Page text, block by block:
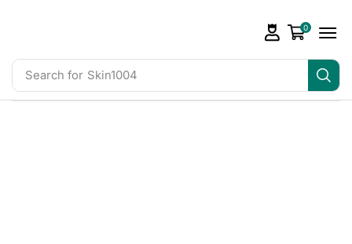
Search for Skin1004
0